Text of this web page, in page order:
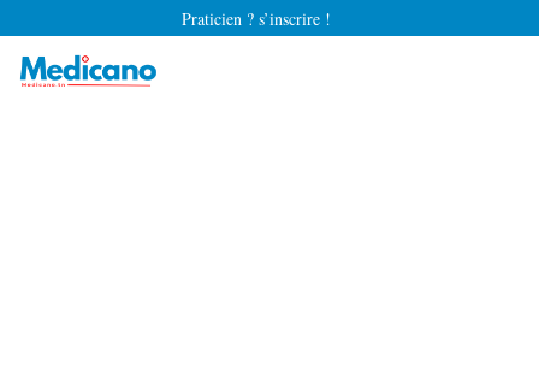
Praticien ? s’inscrire !